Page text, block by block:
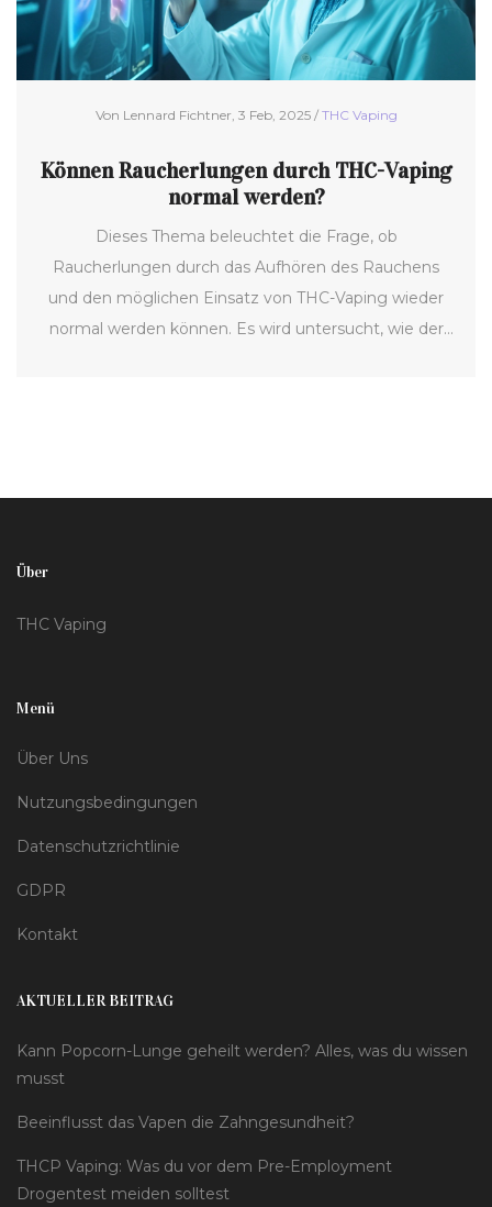
Von Lennard Fichtner, 3 Feb, 2025 / THC Vaping
Können Raucherlungen durch THC-Vaping
normal werden?
Dieses Thema beleuchtet die Frage, ob
Raucherlungen durch das Aufhören des Rauchens
und den möglichen Einsatz von THC-Vaping wieder
normal werden können. Es wird untersucht, wie der
Über
THC Vaping
Menü
Über Uns
Nutzungsbedingungen
Datenschutzrichtlinie
GDPR
Kontakt
AKTUELLER BEITRAG
Kann Popcorn-Lunge geheilt werden? Alles, was du wissen
musst
Beeinflusst das Vapen die Zahngesundheit?
THCP Vaping: Was du vor dem Pre-Employment
Drogentest meiden solltest